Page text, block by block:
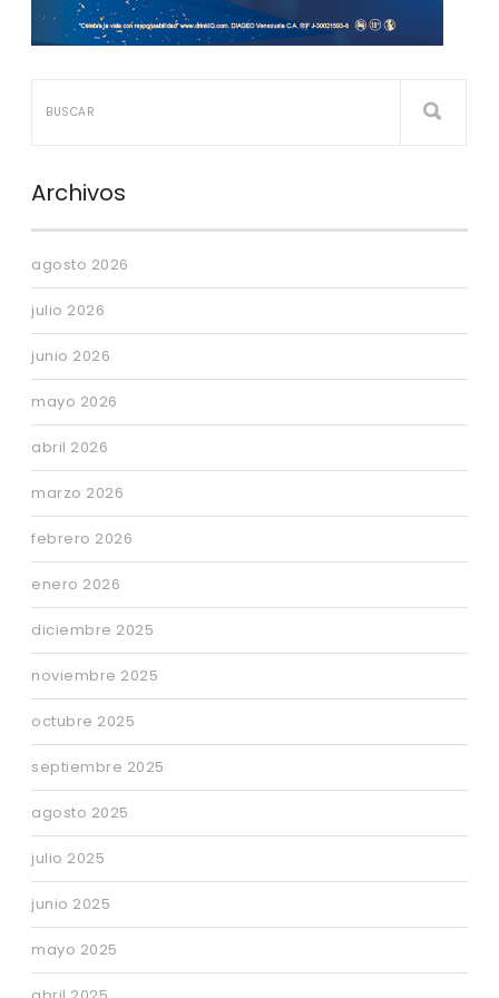
Archivos
agosto 2026
julio 2026
junio 2026
mayo 2026
abril 2026
marzo 2026
febrero 2026
enero 2026
diciembre 2025
noviembre 2025
octubre 2025
septiembre 2025
agosto 2025
julio 2025
junio 2025
mayo 2025